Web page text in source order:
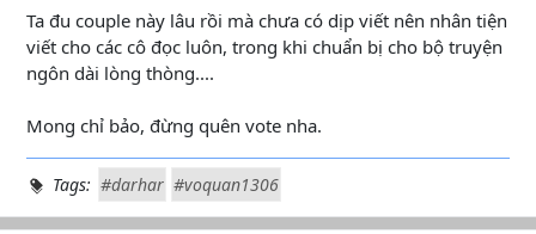
Ta đu couple này lâu rồi mà chưa có dịp viết nên nhân tiện
viết cho các cô đọc luôn, trong khi chuẩn bị cho bộ truyện
ngôn dài lòng thòng....
Mong chỉ bảo, đừng quên vote nha.
Tags: #darhar #voquan1306